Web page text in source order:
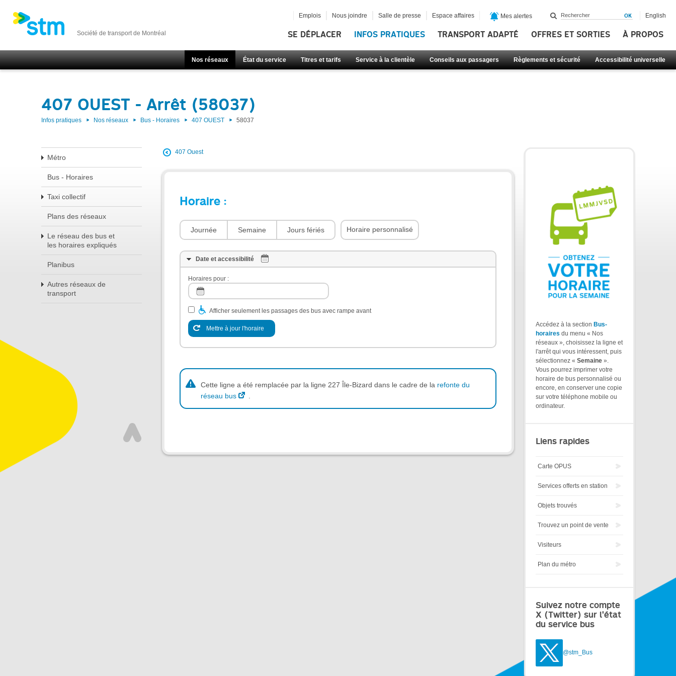
Société de transport de Montréal SE DÉPLACER INFOS PRATIQUES TRANSPORT ADAPTÉ OFFRES ET SORTIES À PROPOS
Nos réseaux État du service Titres et tarifs Service à la clientèle Conseils aux passagers Règlements et sécurité Accessibilité universelle
Emplois Nous joindre Salle de presse Espace affaires Mes alertes English
407 OUEST - Arrêt (58037)
Infos pratiques Nos réseaux Bus - Horaires 407 OUEST 58037
Métro
Bus - Horaires
Taxi collectif
Plans des réseaux
Le réseau des bus et
les horaires expliqués
Planibus
Autres réseaux de
transport
407 Ouest
Horaire :
Journée Semaine Jours fériés Horaire personnalisé
Date et accessibilité
Horaires pour :
Afficher seulement les passages des bus avec rampe avant
Mettre à jour l'horaire
Cette ligne a été remplacée par la ligne 227 Île-Bizard dans le cadre de la refonte du
réseau bus
Accédez à la section Bus-
horaires du menu « Nos
réseaux », choisissez la ligne et
l'arrêt qui vous intéressent, puis
sélectionnez « Semaine ».
Vous pourrez imprimer votre
horaire de bus personnalisé ou
encore, en conserver une copie
sur votre téléphone mobile ou
ordinateur.
Liens rapides
Carte OPUS
Services offerts en station
Objets trouvés
Trouvez un point de vente
Visiteurs
Plan du métro
Suivez notre compte
X (Twitter) sur l'état
du service bus
@stm_Bus